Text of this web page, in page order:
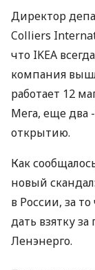
Директор
Colliers
что IKEA
компания
работает 12
Мега, еще два
открытию.
Как
новый
в России, за
дать взятку
Ленэнерго.